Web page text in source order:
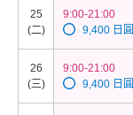
25
(二)
9:00-21:00
9,400 日圓
26
(三)
9:00-21:00
9,400 日圓